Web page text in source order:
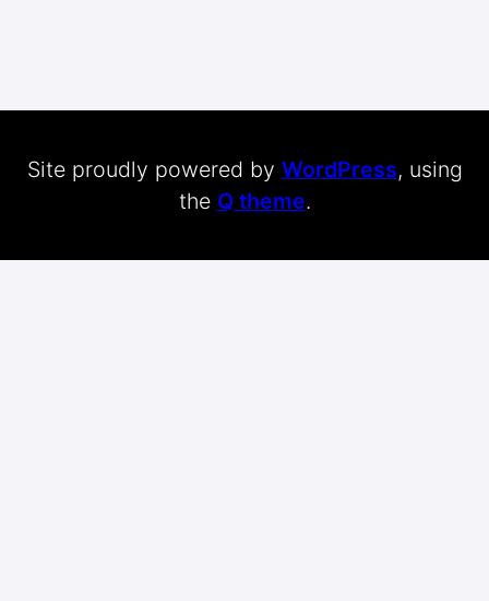
Site proudly powered by WordPress, using
the Q theme.